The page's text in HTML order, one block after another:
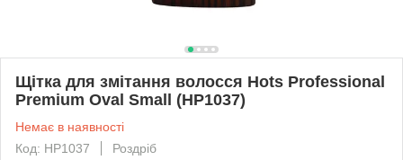
Щітка для змітання волосся Hots Professional
Premium Oval Small (HP1037)
Немає в наявності
Код: HP1037
Роздріб